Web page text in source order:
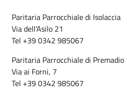
Paritaria Parrocchiale di Isolaccia
Via dell'Asilo 21
Tel +39 0342 985067
Paritaria Parrocchiale di Premadio
Via ai Forni, 7
Tel +39 0342 985067